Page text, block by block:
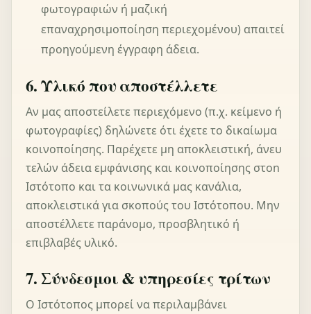
φωτογραφιών ή μαζική
επαναχρησιμοποίηση περιεχομένου) απαιτεί
προηγούμενη έγγραφη άδεια.
6. Υλικό που αποστέλλετε
Αν μας αποστείλετε περιεχόμενο (π.χ. κείμενο ή
φωτογραφίες) δηλώνετε ότι έχετε το δικαίωμα
κοινοποίησης. Παρέχετε μη αποκλειστική, άνευ
τελών άδεια εμφάνισης και κοινοποίησης στοn
Ιστότοπο και τα κοινωνικά μας κανάλια,
αποκλειστικά για σκοπούς του Ιστότοπου. Μην
αποστέλλετε παράνομο, προσβλητικό ή
επιβλαβές υλικό.
7. Σύνδεσμοι & υπηρεσίες τρίτων
Ο Ιστότοπος μπορεί να περιλαμβάνει